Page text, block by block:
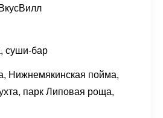
суши-бар
Нижнемякинская пойма,
парк Липовая роща,